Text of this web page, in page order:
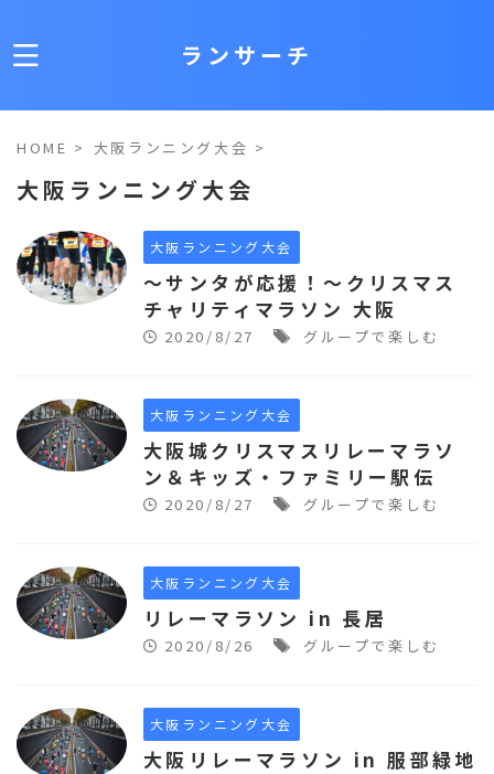
ランサーチ
HOME > 大阪ランニング大会 >
大阪ランニング大会
大阪ランニング大会
～サンタが応援！～クリスマス
チャリティマラソン 大阪
2020/8/27 グループで楽しむ
大阪ランニング大会
大阪城クリスマスリレーマラソ
ン＆キッズ・ファミリー駅伝
2020/8/27 グループで楽しむ
大阪ランニング大会
リレーマラソン in 長居
2020/8/26 グループで楽しむ
大阪ランニング大会
大阪リレーマラソン in 服部緑地